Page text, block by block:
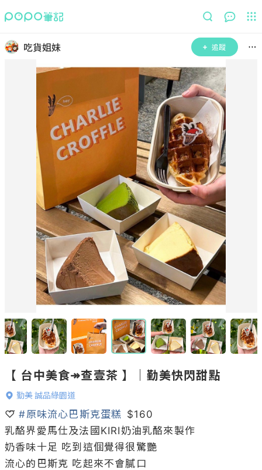
吃貨姐妹 追蹤
【 台中美食↠查壹茶 】｜勤美快閃甜點
勤美 誠品綠園道
♡⃛ #原味流心巴斯克蛋糕 $160
乳酪界愛馬仕及法國KIRI奶油乳酪來製作
奶香味十足 吃到這個覺得很驚艷
流心的巴斯克 吃起來不會膩口